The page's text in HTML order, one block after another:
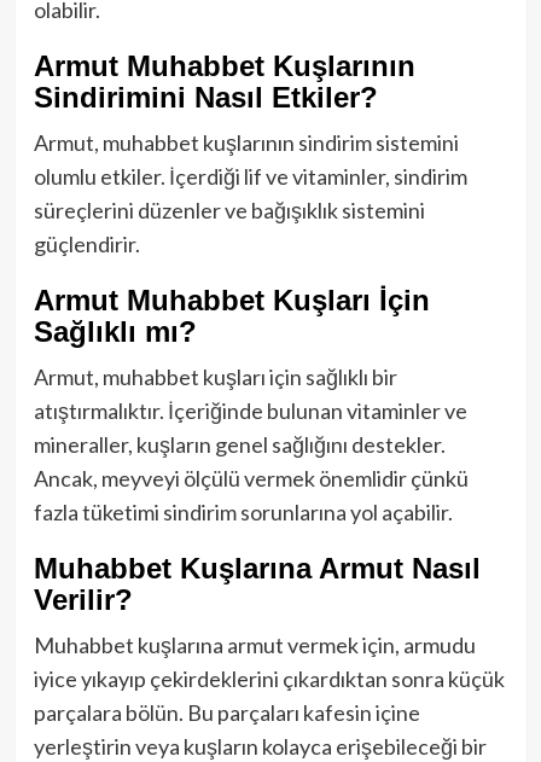
olabilir.
Armut Muhabbet Kuşlarının
Sindirimini Nasıl Etkiler?
Armut, muhabbet kuşlarının sindirim sistemini
olumlu etkiler. İçerdiği lif ve vitaminler, sindirim
süreçlerini düzenler ve bağışıklık sistemini
güçlendirir.
Armut Muhabbet Kuşları İçin
Sağlıklı mı?
Armut, muhabbet kuşları için sağlıklı bir
atıştırmalıktır. İçeriğinde bulunan vitaminler ve
mineraller, kuşların genel sağlığını destekler.
Ancak, meyveyi ölçülü vermek önemlidir çünkü
fazla tüketimi sindirim sorunlarına yol açabilir.
Muhabbet Kuşlarına Armut Nasıl
Verilir?
Muhabbet kuşlarına armut vermek için, armudu
iyice yıkayıp çekirdeklerini çıkardıktan sonra küçük
parçalara bölün. Bu parçaları kafesin içine
yerleştirin veya kuşların kolayca erişebileceği bir